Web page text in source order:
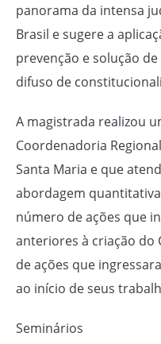
panorama da intensa
Brasil e sugere a
prevenção e solução
difuso de
A magistrada realizou
Coordenadoria
Santa Maria e que
abordagem
número de ações que
anteriores à criação do
de ações que
ao início de seus
Seminários